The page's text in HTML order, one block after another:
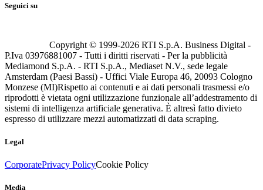
Seguici su
Copyright © 1999-2026 RTI S.p.A. Business Digital -
P.Iva 03976881007 - Tutti i diritti riservati - Per la pubblicità
Mediamond S.p.A. - RTI S.p.A., Mediaset N.V., sede legale
Amsterdam (Paesi Bassi) - Uffici Viale Europa 46, 20093 Cologno
Monzese (MI)Rispetto ai contenuti e ai dati personali trasmessi e/o
riprodotti è vietata ogni utilizzazione funzionale all’addestramento di
sistemi di intelligenza artificiale generativa. È altresì fatto divieto
espresso di utilizzare mezzi automatizzati di data scraping.
Legal
CorporatePrivacy PolicyCookie Policy
Media